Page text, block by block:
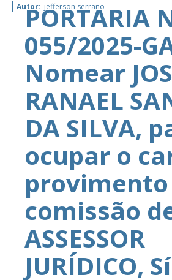
Autor: jefferson serrano
PORTARIA
055/2025-
Nomear
RANAEL
DA SILVA,
ocupar o
comissão
ASSESSOR
JURÍDICO,